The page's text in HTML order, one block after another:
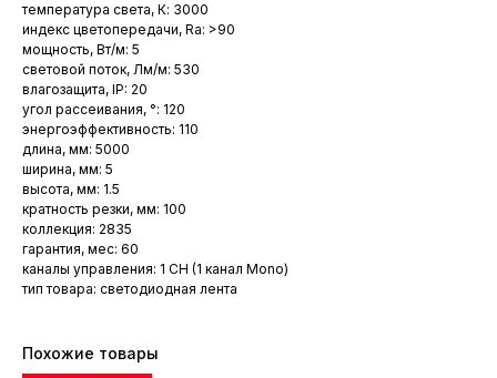
температура света, К: 3000
индекс цветопередачи, Ra: >90
мощность, Вт/м: 5
световой поток, Лм/м: 530
влагозащита, IP: 20
угол рассеивания, °: 120
энергоэффективность: 110
длина, мм: 5000
ширина, мм: 5
высота, мм: 1.5
кратность резки, мм: 100
коллекция: 2835
гарантия, мес: 60
каналы управления: 1 CH (1 канал Mono)
тип товара: светодиодная лента
Похожие товары